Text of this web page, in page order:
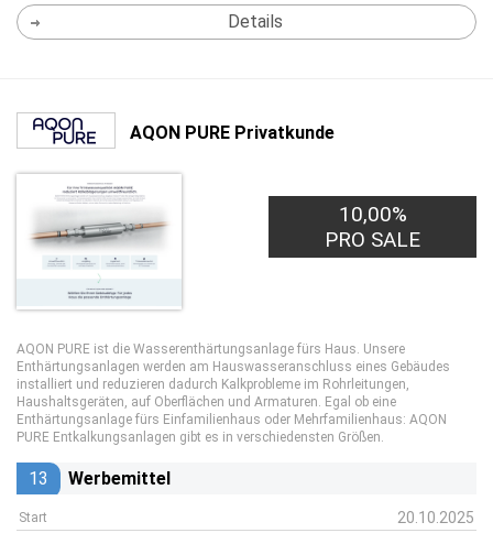
Details
AQON PURE Privatkunde
100,00€
PRO LEAD
10,00%
PRO SALE
AQON PURE ist die Wasserenthärtungsanlage fürs Haus. Unsere
Enthärtungsanlagen werden am Hauswasseranschluss eines Gebäudes
installiert und reduzieren dadurch Kalkprobleme im Rohrleitungen,
Haushaltsgeräten, auf Oberflächen und Armaturen. Egal ob eine
Enthärtungsanlage fürs Einfamilienhaus oder Mehrfamilienhaus: AQON
PURE Entkalkungsanlagen gibt es in verschiedensten Größen.
13 Werbemittel
Start 20.10.2025